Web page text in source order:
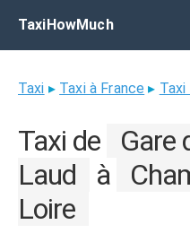
TaxiHowMuch
Taxi ▸ Taxi à France ▸ Taxi
Taxi de
Gare
Laud
à
Loire